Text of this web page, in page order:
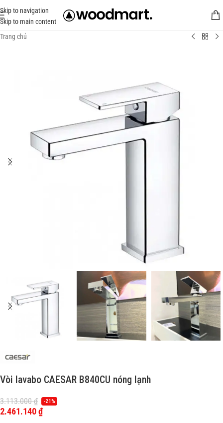
Skip to navigation
Skip to main content
Trang chủ
Vòi lavabo CAESAR B840CU nóng lạnh
3.113.000₫ -21%
2.461.140₫